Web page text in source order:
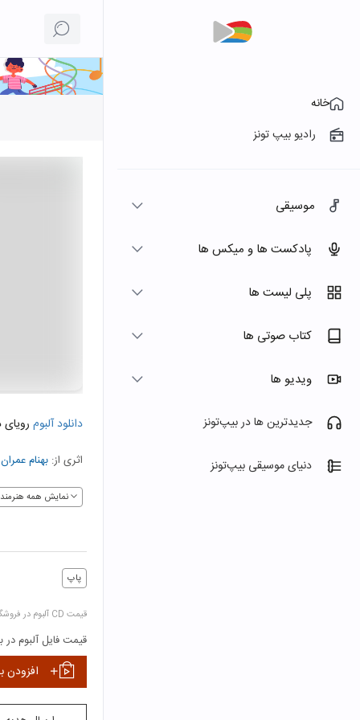
خانه
رادیو بیپ تونز
موسیقی
پادکست ها و میکس ها
پلی لیست ها
کتاب صوتی ها
ویدیو ها
جدیدترین ها در بیپ‌تونز
دنیای موسیقی بیپ‌تونز
دانلود آلبوم رویای
اثری از: بهنام عمران
نمایش همه
پاپ
قیمت CD آلبوم در فروشگاه‌ها:
قیمت فایل آلبوم در
افزودن